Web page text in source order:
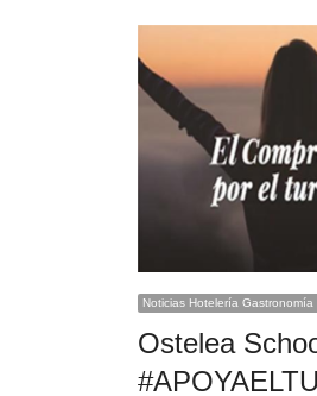
Noticias Hotelería Gastronomía
Ostelea